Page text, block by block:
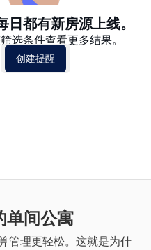
都有新房源上线。
选条件查看更多结果。
创建提醒
单间公寓
管理更轻松。这就是为什